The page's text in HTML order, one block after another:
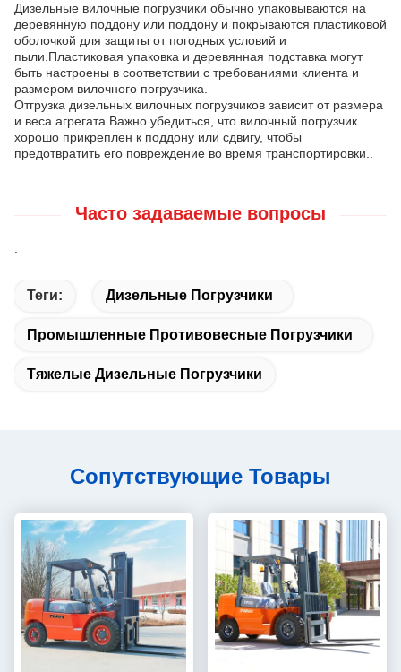
Дизельные вилочные погрузчики обычно упаковываются на
деревянную поддону или поддону и покрываются пластиковой
оболочкой для защиты от погодных условий и
пыли.Пластиковая упаковка и деревянная подставка могут
быть настроены в соответствии с требованиями клиента и
размером вилочного погрузчика.
Отгрузка дизельных вилочных погрузчиков зависит от размера
и веса агрегата.Важно убедиться, что вилочный погрузчик
хорошо прикреплен к поддону или сдвигу, чтобы
предотвратить его повреждение во время транспортировки..
Часто задаваемые вопросы
.
Теги: Дизельные Погрузчики
Промышленные Противовесные Погрузчики
Тяжелые Дизельные Погрузчики
Сопутствующие Товары